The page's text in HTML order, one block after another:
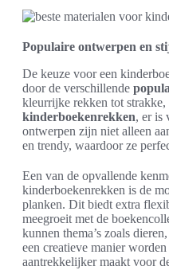
Populaire ontwerpen en
De keuze voor een
door de verschillende
kleurrijke rekken tot
kinderboekenrekken, er is
ontwerpen zijn niet alleen
en trendy, waardoor ze
Een van de opvallende
kinderboekenrekken is de
planken. Dit biedt extra
meegroeit met de
kunnen thema’s zoals
een creatieve manier
aantrekkelijker maakt voor